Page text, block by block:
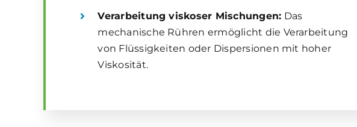
Verarbeitung viskoser Mischungen: Das
mechanische Rühren ermöglicht die Verarbeitung
von Flüssigkeiten oder Dispersionen mit hoher
Viskosität.